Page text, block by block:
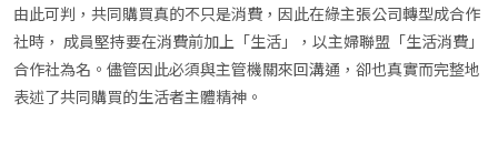
由此可判，共同購買真的不只是消費，因此在綠主張公司轉型成合作
社時， 成員堅持要在消費前加上「生活」，以主婦聯盟「生活消費」
合作社為名。儘管因此必須與主管機關來回溝通，卻也真實而完整地
表述了共同購買的生活者主體精神。